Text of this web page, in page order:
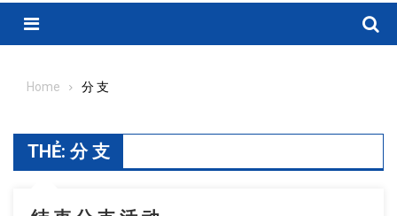
Menu
Home 分 支
THẺ: 分 支